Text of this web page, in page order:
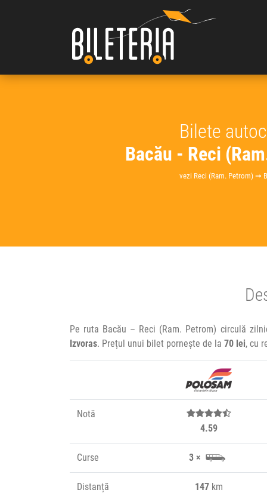
Bilete
Bacău - Reci
vezi Reci (Ram. Petrom) ➞
Pe ruta Bacău – Reci (Ram. Petrom) circulă
Izvoras. Prețul unui bilet pornește de la 70 lei, cu
Notă
4.59
Curse 3 ×
Distanță 147km